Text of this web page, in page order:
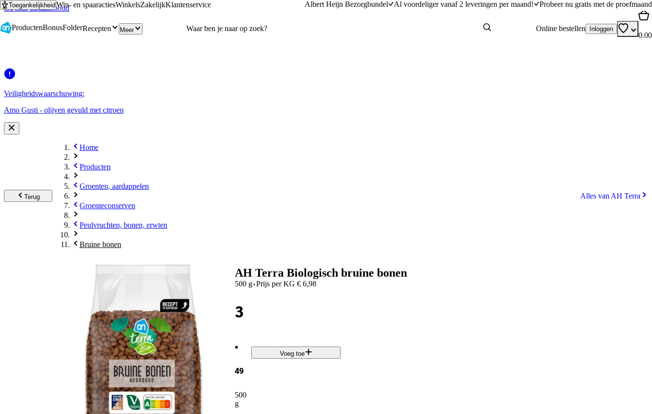
Ga naar hoofdinhoud
Ga naar zoeken
ToegankelijkheidWin- en spaaractiesWinkelsZakelijkKlantenservice Albert Heijn Bezorgbundel Al voordeliger vanaf 2 leveringen per maand! Probeer nu gratis met de proefmaand
ProductenBonusFolderRecepten Meer Online bestellen Inloggen
0.00
Veiligheidswaarschuwing:
Amo Gusti - olijven gevuld met citroen
Terug
Home
Producten
Groenten, aardappelen
Groenteconserven
Peulvruchten, bonen, erwten
Bruine bonen
Alles van AH Terra
AH Terra Biologisch bruine bonen
500 g·Prijs per KG € 6,98
3
.
49
500
g
Voeg toe